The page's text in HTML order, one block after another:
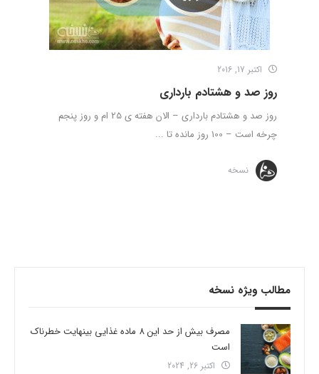
اکتبر 17, 2016
روز صد و هشتادم بارداری
روز صد و هشتادم بارداری – الان هفته ی 25 ام و روز پنجم
چرخه است – 100 روز مانده تا ...
نسخه
مطالب ویژه نسخه
مصرف بیش از حد این 8 ماده غذایی بینهایت خطرناک
است
اکتبر 26, 2024